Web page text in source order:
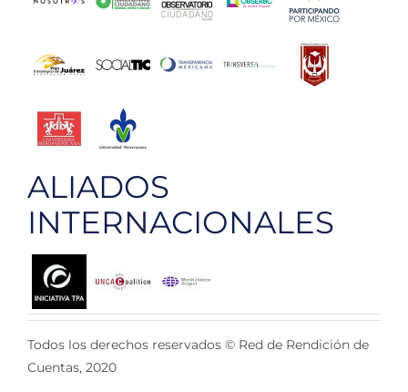
ALIADOS
INTERNACIONALES
Todos los derechos reservados © Red de Rendición de
Cuentas, 2020